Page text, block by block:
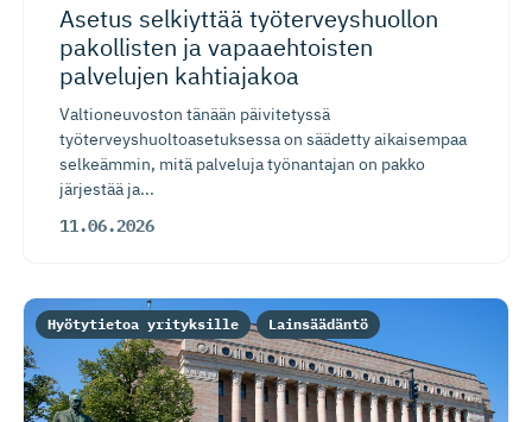
Asetus selkiyttää työterveys­huollon
pakollisten ja vapaaehtoisten
palvelujen kahtiajakoa
Valtioneuvoston tänään päivitetyssä
työterveyshuoltoasetuksessa on säädetty aikaisempaa
selkeämmin, mitä palveluja työnantajan on pakko
järjestää ja...
11.06.2026
Hyötytietoa yrityksille Lainsäädäntö